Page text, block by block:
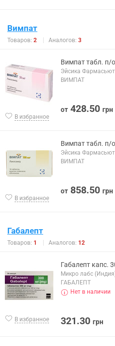
Вимпат
Товаров: 2 Аналогов: 3
В избранное
Вимпат табл. п/
Эйсика
ВИМПАТ
от 428.50 грн
В избранное
Вимпат табл. п/
Эйсика
ВИМПАТ
от 858.50 грн
Габалепт
Товаров: 1 Аналогов: 12
В избранное
Габалепт капс.
Микро лабс
ГАБАЛЕПТ
Нет в наличии
321.30 грн